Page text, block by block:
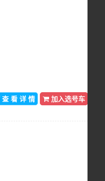
查 看 详 情 加入选号车